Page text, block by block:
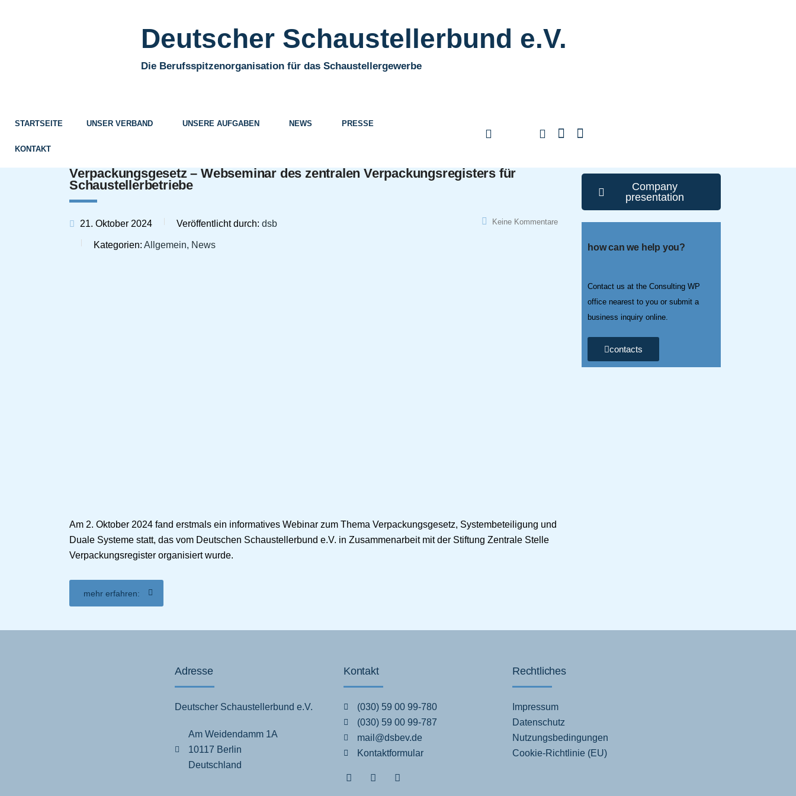
Deutscher Schaustellerbund e.V.
Die Berufsspitzenorganisation für das Schaustellergewerbe
STARTSEITE UNSER VERBAND UNSERE AUFGABEN NEWS PRESSE
KONTAKT
Verpackungsgesetz – Webseminar des zentralen Verpackungsregisters für
Schaustellerbetriebe
21. Oktober 2024 Veröffentlicht durch: dsb
Kategorien: Allgemein, News
Keine Kommentare
Am 2. Oktober 2024 fand erstmals ein informatives Webinar zum Thema Verpackungsgesetz, Systembeteiligung und
Duale Systeme statt, das vom Deutschen Schaustellerbund e.V. in Zusammenarbeit mit der Stiftung Zentrale Stelle
Verpackungsregister organisiert wurde.
mehr erfahren:
Company
presentation
how can we help you?
Contact us at the Consulting WP
office nearest to you or submit a
business inquiry online.
contacts
Adresse
Deutscher Schaustellerbund e.V.
Am Weidendamm 1A
10117 Berlin
Deutschland
Kontakt
(030) 59 00 99-780
(030) 59 00 99-787
mail@dsbev.de
Kontaktformular
Rechtliches
Impressum
Datenschutz
Nutzungsbedingungen
Cookie-Richtlinie (EU)